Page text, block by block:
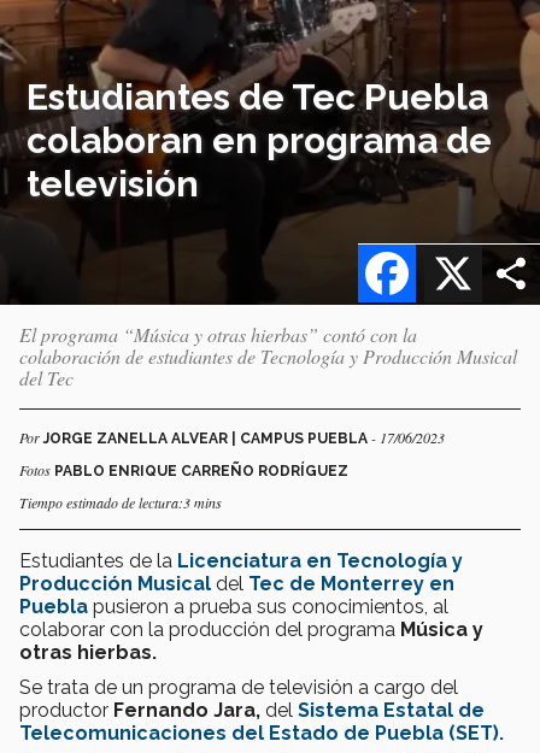
Estudiantes de Tec Puebla
colaboran en programa de
televisión
X
Facebook
El programa “Música y otras hierbas” contó con la
colaboración de estudiantes de Tecnología y Producción Musical
del Tec
PorJORGE ZANELLA ALVEAR | CAMPUS PUEBLA - 17/06/2023
Fotos PABLO ENRIQUE CARREÑO RODRÍGUEZ
Tiempo estimado de lectura:3 mins
Estudiantes de la Licenciatura en Tecnología y
Producción Musical del Tec de Monterrey en
Puebla pusieron a prueba sus conocimientos, al
colaborar con la producción del programa Música y
otras hierbas.
Se trata de un programa de televisión a cargo del
productor Fernando Jara, del Sistema Estatal de
Telecomunicaciones del Estado de Puebla (SET).